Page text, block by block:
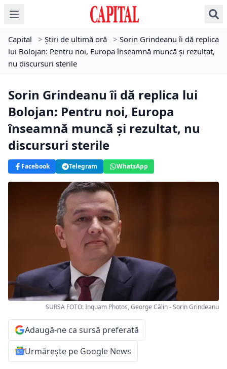
Capital > Știri de ultimă oră > Sorin Grindeanu îi dă replica
lui Bolojan : Pentru noi, Europa înseamnă muncă şi rezultat,
nu discursuri sterile
Sorin Grindeanu îi dă replica lui
Bolojan : Pentru noi, Europa
înseamnă muncă şi rezultat, nu
discursuri sterile
Facebook Telegram WhatsApp
SURSA FOTO: Inquam Photos, George Călin - Sorin Grindeanu
Adaugă-ne ca sursă preferată
Urmărește pe Google News